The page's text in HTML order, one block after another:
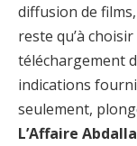
diffusion de
reste qu’à
téléchargement
indications
seulement,
L’Affaire